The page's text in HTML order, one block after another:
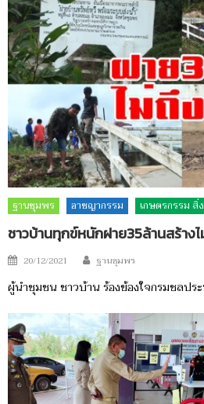
ฐานชุมพร อาชญากรรม เกษตรกรรม สิ่
ชาวบ้านทุกข์หนักฝาย35ล้านสร้าง
Posted
20/12/2021 Author
ฐานชุมพร
ผู้นำชุมชน ชาวบ้าน ร้องข้องใจกรมชลปร